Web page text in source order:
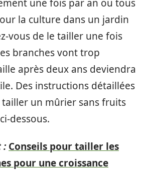
une fois par an ou tous
la culture dans un jardin
vous de le tailler une fois
branches vont trop
après deux ans deviendra
Des instructions détaillées
tailler un mûrier sans fruits
dessous.
: Conseils pour tailler les
pour une croissance